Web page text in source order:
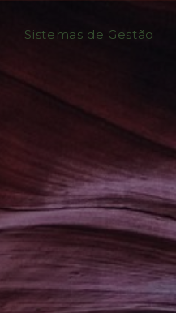
Sistemas de Gestão